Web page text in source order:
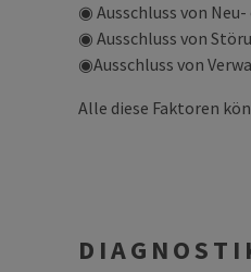
◉ Ausschluss von
◉ Ausschluss von
◉Ausschluss von
Alle diese Faktoren